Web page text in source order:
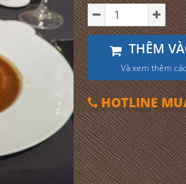
THÊM
Và xem thêm
HOTLINE